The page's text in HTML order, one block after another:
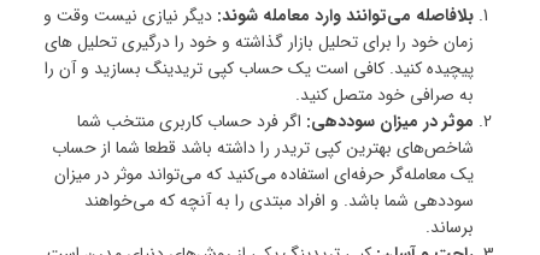
بلافاصله می‌توانند وارد معامله شوند: دیگر نیازی نیست وقت و
زمان خود را برای تحلیل بازار گذاشته و خود را درگیری تحلیل های
پیچیده کنید. کافی است یک حساب کپی تریدینگ بسازید و آن را
به صرافی خود متصل کنید.
موثر در میزان سود‌دهی: اگر فرد حساب کاربری منتخب شما
شاخص‌های بهترین کپی تریدر را داشته باشد قطعا شما از حساب
یک معامله‌گر حرفه‌ای استفاده می‌کنید که می‌تواند موثر در میزان
سوددهی شما باشد. و افراد مبتدی را به آنچه که می‌خواهند
برساند.